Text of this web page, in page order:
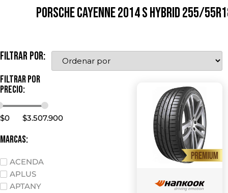
PORSCHE CAYENNE 2014 S HYBRID 255/
Filtrar por:
Filtrar por
precio:
$0 $3.507.900
marcas:
ACENDA
APLUS
APTANY